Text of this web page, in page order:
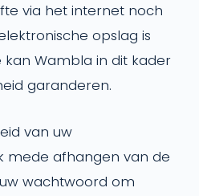
via het internet noch
opslag is
kan Wambla in dit kader
garanderen.
van uw
afhangen van de
wachtwoord om